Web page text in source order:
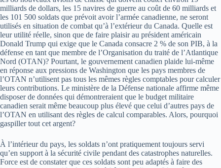
milliards de dollars, les 15 navires de guerre au coût de 60 milliards et
les 101 500 soldats que prévoit avoir l’armée canadienne, ne seront
utilisés en situation de combat qu’à l’extérieur du Canada. Quelle est
leur utilité réelle, sinon que de faire plaisir au président américain
Donald Trump qui exige que le Canada consacre 2 % de son PIB, à la
défense en tant que membre de l’Organisation du traité de l’Atlantique
Nord (OTAN)? Pourtant, le gouvernement canadien plaide lui-même
en réponse aux pressions de Washington que les pays membres de
l’OTAN n’utilisent pas tous les mêmes règles comptables pour calculer
leurs contributions. Le ministère de la Défense nationale affirme même
disposer de données qui démontreraient que le budget militaire
canadien serait même beaucoup plus élevé que celui d’autres pays de
l’OTAN en utilisant des règles de calcul comparables. Alors, pourquoi
gaspiller tout cet argent?
À l’intérieur du pays, les soldats n’ont pratiquement toujours servi
qu’en support à la sécurité civile pendant des catastrophes naturelles.
Force est de constater que ces soldats sont peu adaptés à faire des